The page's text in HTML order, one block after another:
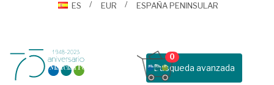
ES
EUR ESPAÑA PENINSULAR
Busqueda avanzada
0